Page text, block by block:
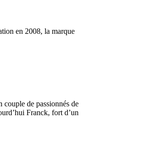
en 2008, la marque
couple de passionnés de
Franck, fort d’un